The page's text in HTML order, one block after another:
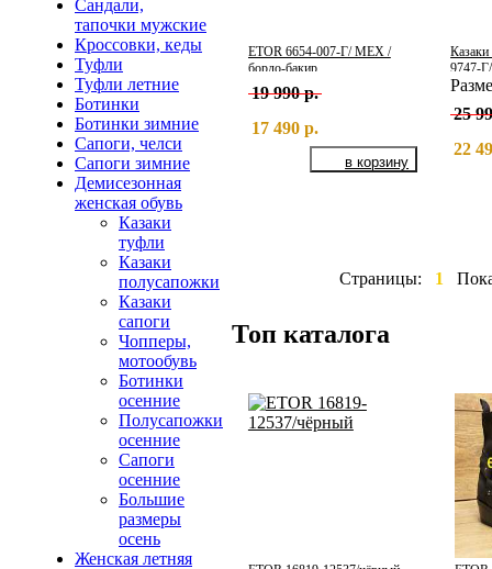
Сандали,
тапочки мужские
Кроссовки, кеды
Туфли
Туфли летние
Ботинки
Ботинки зимние
Сапоги, челси
Сапоги зимние
Демисезонная
женская обувь
Казаки
туфли
Казаки
полусапожки
Казаки
сапоги
Чопперы,
мотообувь
Ботинки
осенние
Полусапожки
осенние
Сапоги
осенние
Большие
размеры
осень
Женская летняя
ETOR 6654-007-Г/ МЕХ /
бордо-бакир
19 990 р.
17 490 р.
9747-
25
22
Страницы: 1
Топ каталога